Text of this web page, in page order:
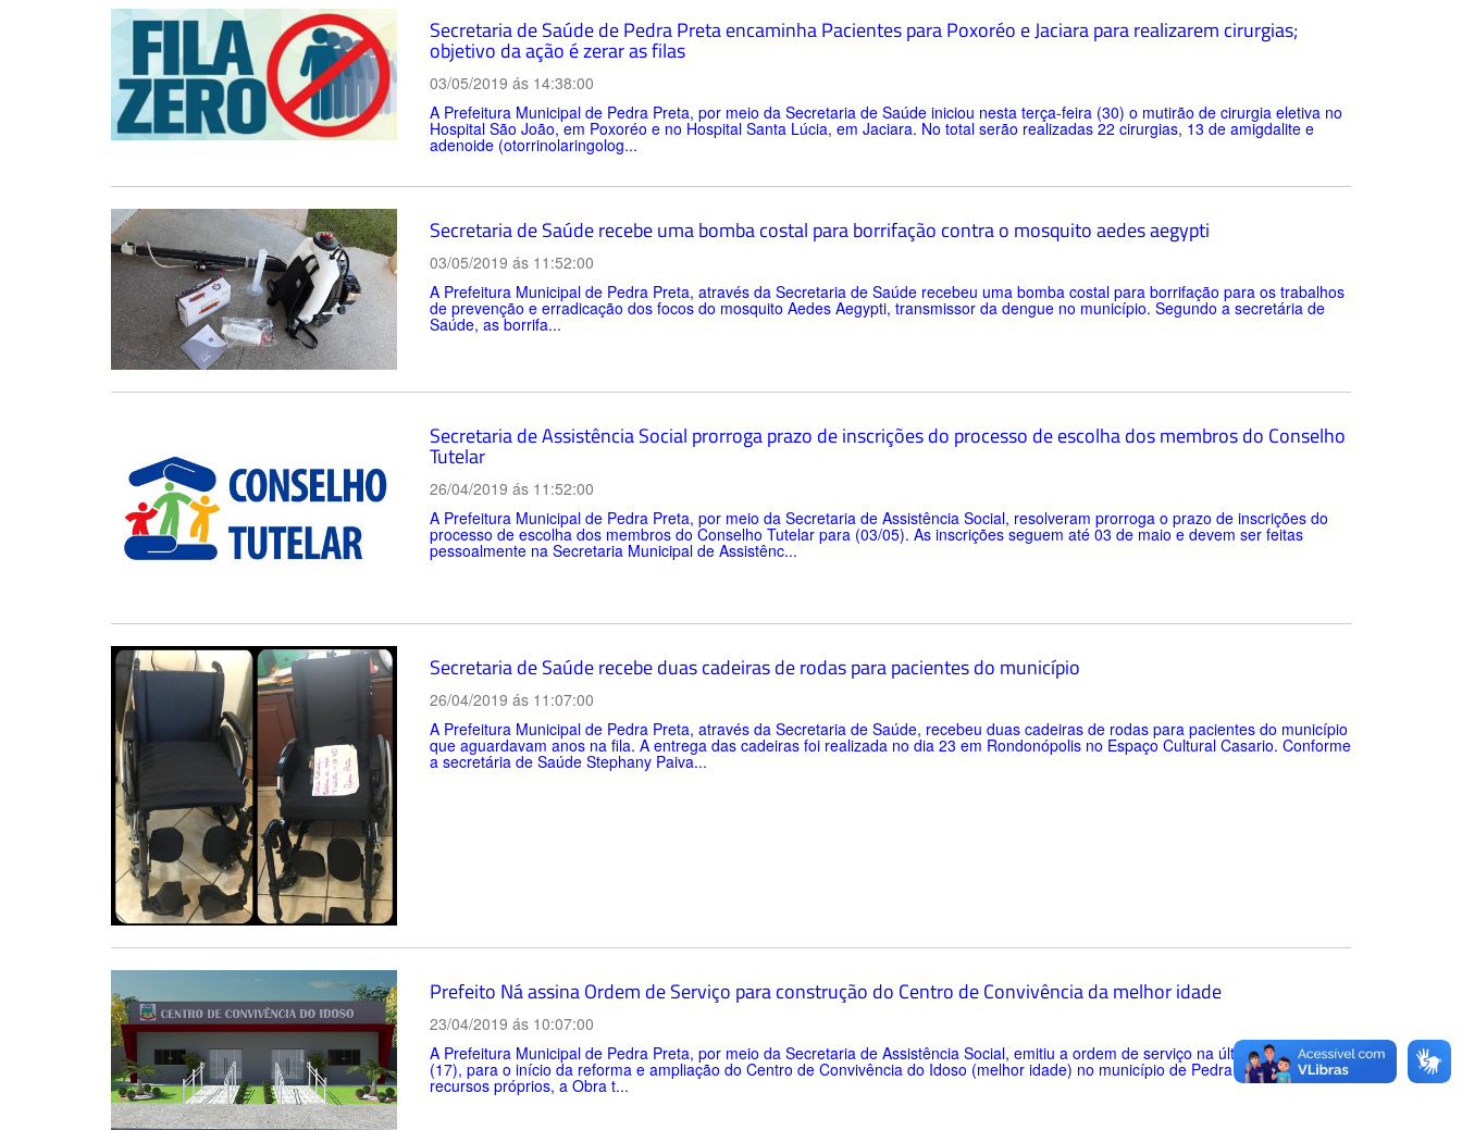
Secretaria de Saúde de Pedra Preta encaminha Pacientes para Poxoréo e Jaciara para realizarem cirurgias;
objetivo da ação é zerar as filas
03/05/2019 ás 14:38:00
A Prefeitura Municipal de Pedra Preta, por meio da Secretaria de Saúde iniciou nesta terça-feira (30) o mutirão de cirurgia eletiva no
Hospital São João, em Poxoréo e no Hospital Santa Lúcia, em Jaciara. No total serão realizadas 22 cirurgias, 13 de amigdalite e
adenoide (otorrinolaringolog...
Secretaria de Saúde recebe uma bomba costal para borrifação contra o mosquito aedes aegypti
03/05/2019 ás 11:52:00
A Prefeitura Municipal de Pedra Preta, através da Secretaria de Saúde recebeu uma bomba costal para borrifação para os trabalhos
de prevenção e erradicação dos focos do mosquito Aedes Aegypti, transmissor da dengue no município. Segundo a secretária de
Saúde, as borrifa...
Secretaria de Assistência Social prorroga prazo de inscrições do processo de escolha dos membros do Conselho
Tutelar
26/04/2019 ás 11:52:00
A Prefeitura Municipal de Pedra Preta, por meio da Secretaria de Assistência Social, resolveram prorroga o prazo de inscrições do
processo de escolha dos membros do Conselho Tutelar para (03/05). As inscrições seguem até 03 de maio e devem ser feitas
pessoalmente na Secretaria Municipal de Assistênc...
Secretaria de Saúde recebe duas cadeiras de rodas para pacientes do município
26/04/2019 ás 11:07:00
A Prefeitura Municipal de Pedra Preta, através da Secretaria de Saúde, recebeu duas cadeiras de rodas para pacientes do município
que aguardavam anos na fila. A entrega das cadeiras foi realizada no dia 23 em Rondonópolis no Espaço Cultural Casario. Conforme
a secretária de Saúde Stephany Paiva...
Prefeito Ná assina Ordem de Serviço para construção do Centro de Convivência da melhor idade
23/04/2019 ás 10:07:00
A Prefeitura Municipal de Pedra Preta, por meio da Secretaria de Assistência Social, emitiu a ordem de serviço na última quarta-feira
(17), para o início da reforma e ampliação do Centro de Convivência do Idoso (melhor idade) no município de Pedra Preta. Com
recursos próprios, a Obra t...